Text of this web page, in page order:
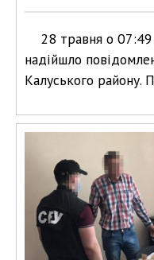
28 травня о
надійшло
Калуського